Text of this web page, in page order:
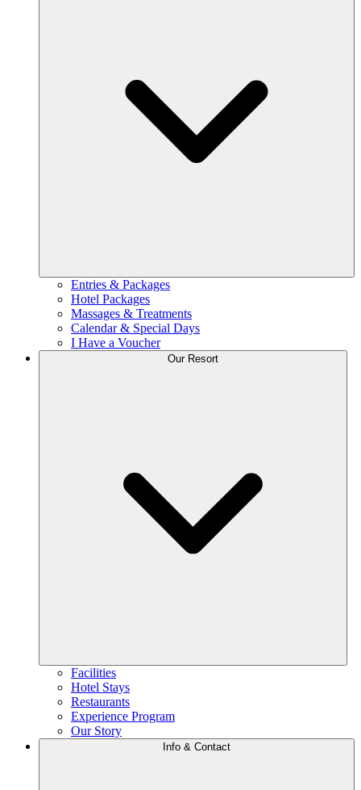
Entries & Packages
Hotel Packages
Massages & Treatments
Calendar & Special Days
I Have a Voucher
Our Resort
Facilities
Hotel Stays
Restaurants
Experience Program
Our Story
Info & Contact